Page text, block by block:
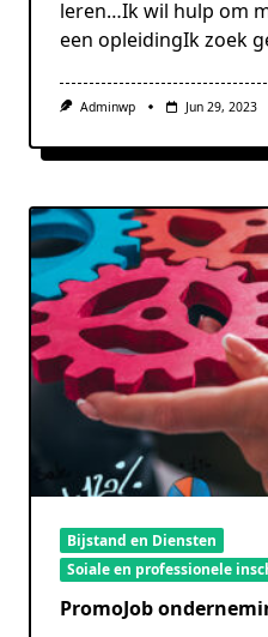
leren…Ik wil hulp om
een opleidingIk zoek
Adminwp Jun 29, 2023
Bijstand en Diensten
Soiale en professionele
PromoJob